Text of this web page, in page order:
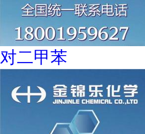
对二甲苯